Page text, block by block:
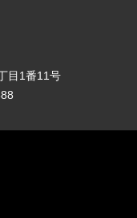
目1番11号